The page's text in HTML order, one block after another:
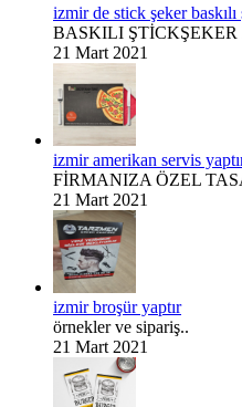
izmir de stick şeker baskılı
BASKILI ŞTİCKŞEKER
21 Mart 2021
izmir amerikan servis
FİRMANIZA ÖZEL
21 Mart 2021
izmir broşür yaptır
örnekler ve sipariş..
21 Mart 2021